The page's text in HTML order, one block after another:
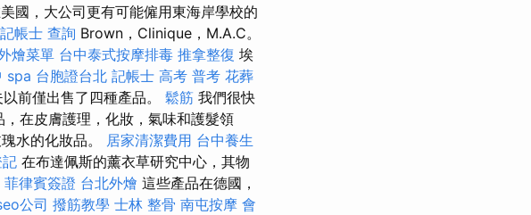
國，大公司更有可能僱用東海岸學校的
記帳士 查詢 Brown，Clinique，M.A.C。
燴菜單 台中泰式按摩排毒 推拿整復 埃
spa 台胞證台北 記帳士 高考 普考 花葬
前僅出售了四種產品。 鬆筋 我們很快
在皮膚護理，化妝，氣味和護髮領
水的化妝品。 居家清潔費用 台中養生
在布達佩斯的薰衣草研究中心，其物
菲律賓簽證 台北外燴 這些產品在德國，
公司 撥筋教學 士林 整骨 南屯按摩 會